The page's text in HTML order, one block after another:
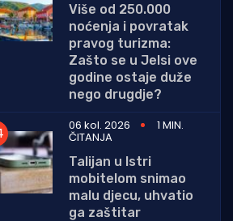
Više od 250.000
noćenja i povratak
pravog turizma:
Zašto se u Jelsi ove
godine ostaje duže
nego drugdje?
06 kol. 2026
1 MIN.
ČITANJA
Talijan u Istri
mobitelom snimao
malu djecu, uhvatio
ga zaštitar